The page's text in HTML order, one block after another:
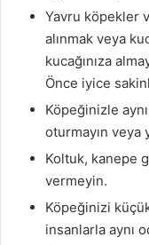
Yavru köpekler
alınmak veya
kucağınıza
Önce iyice
Köpeğinizle
oturmayın veya
Koltuk, kanepe
vermeyin.
Köpeğinizi
insanlarla aynı